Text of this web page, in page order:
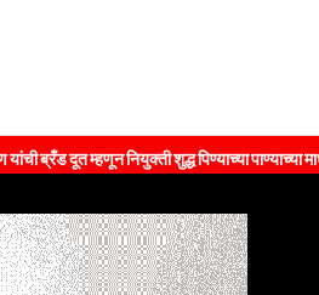
नियुक्ती शुद्ध पिण्याच्या पाण्याच्या माध्यमातून